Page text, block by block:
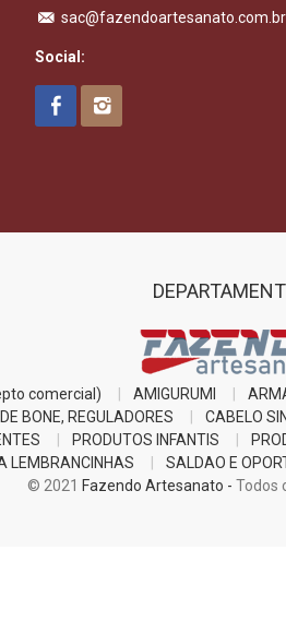
sac@fazendoartesanato.com.br
Social:
comercial) AMIGURUMI
BONE, REGULADORES CABELO
PRODUTOS INFANTIS
LEMBRANCINHAS
SALDAO E
© 2021 Fazendo Artesanato - Todos